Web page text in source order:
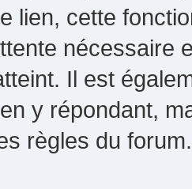
lien, cette
nécessaire
Il est
y répondant,
règles du forum.